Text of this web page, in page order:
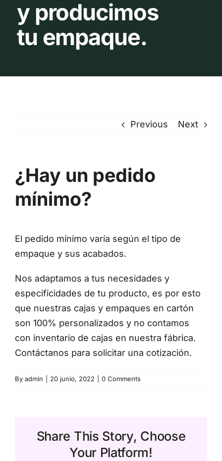
y producimos
tu empaque.
Previous Next
¿Hay un pedido
mínimo?
El pedido mínimo varía según el tipo de
empaque y sus acabados.
Nos adaptamos a tus necesidades y
especificidades de tu producto, es por esto
que nuestras cajas y empaques en cartón
son 100% personalizados y no contamos
con inventario de cajas en nuestra fábrica.
Contáctanos para solicitar una cotización.
By admin 20 junio, 2022 0 Comments
Share This Story, Choose
Your Platform!